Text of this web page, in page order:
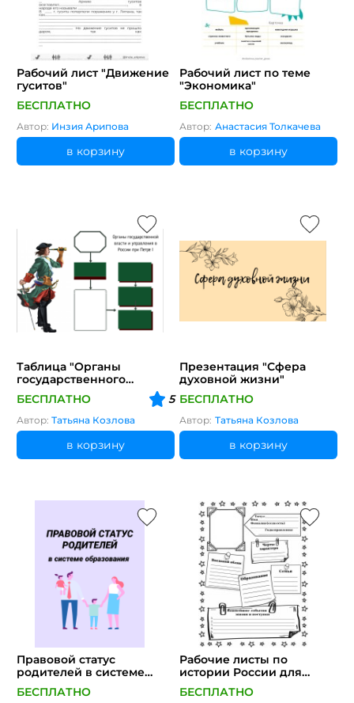
Рабочий лист "Движение
гуситов"
БЕСПЛАТНО
Автор: Инзия Арипова
в корзину
Рабочий лист по теме
"Экономика"
БЕСПЛАТНО
Автор: Анастасия Толкачева
в корзину
Таблица "Органы
государственного
управления при Петре I"
БЕСПЛАТНО 5
Автор: Татьяна Козлова
в корзину
Презентация "Сфера
духовной жизни"
БЕСПЛАТНО
Автор: Татьяна Козлова
в корзину
Правовой статус
родителей в системе
образования
БЕСПЛАТНО
Рабочие листы по
истории России для
детей с ОВЗ (8 кат.)
Личности
БЕСПЛАТНО